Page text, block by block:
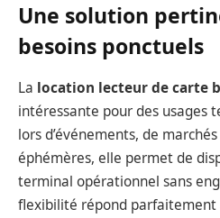
Une solution
besoins ponctuels
La location lecteur de carte
intéressante pour des usages
lors d’événements, de
éphémères, elle permet de
terminal opérationnel sans
flexibilité répond parfaitement